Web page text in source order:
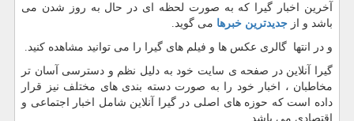
آخرین اخبار گیرا که به صورت لحظه ای در حال به روز شدن می
باشد و از جدیدترین خبرها می گوید.
و در انتها گالری عکس ها و فیلم های گیرا را می توانید مشاهده کنید.
گیرا آنلاین در صفحه ی سایت خود به دلیل نظم و دسترسی آسان تر
مخاطبان ، اخبار خود را به صورت دسته بندی های مختلف نیز قرار
داده است که حوزه های اصلی در گیرا آنلاین شامل اخبار اجتماعی و
اقتصادی می باشد.